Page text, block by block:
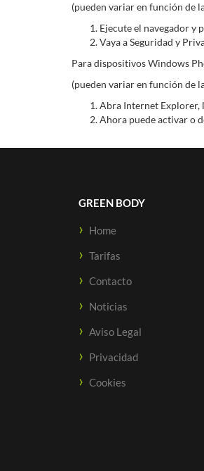
(pueden variar en función de
Ejecute el navegador y
Vaya a Seguridad y
Para dispositivos Windows
(pueden variar en función de
Abra Internet Explorer,
Ahora puede activar o
GREEN BODY
Home
Tarifas
Contacto
Noticias
Aviso Legal
Privacidad
Cookies